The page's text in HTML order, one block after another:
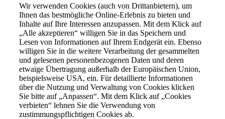
Wir verwenden Cookies (auch von Drittanbietern), um
Ihnen das bestmögliche Online-Erlebnis zu bieten und
Inhalte auf Ihre Interessen anzupassen. Mit dem Klick auf
„Alle akzeptieren“ willigen Sie in das Speichern und
Lesen von Informationen auf Ihrem Endgerät ein. Ebenso
willigen Sie in die weitere Verarbeitung der gesammelten
und gelesenen personenbezogenen Daten und deren
etwaige Übertragung außerhalb der Europäischen Union,
beispielsweise USA, ein. Für detaillierte Informationen
über die Nutzung und Verwaltung von Cookies klicken
Sie bitte auf „Anpassen“. Mit dem Klick auf „Cookies
verbieten“ lehnen Sie die Verwendung von
zustimmungspflichtigen Cookies ab.